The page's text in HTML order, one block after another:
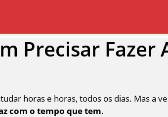
Precisar Fazer
horas e horas, todos os dias. Mas a
com o tempo que tem.